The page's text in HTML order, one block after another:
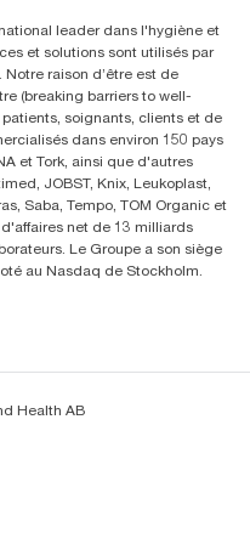
leader dans l'hygiène et
et solutions sont utilisés par
raison d’être est de
(breaking barriers to well-
soignants, clients et de
dans environ 150 pays
et Tork, ainsi que d'autres
JOBST, Knix, Leukoplast,
Saba, Tempo, TOM Organic et
net de 13 milliards
Le Groupe a son siège
au Nasdaq de Stockholm.
Health AB